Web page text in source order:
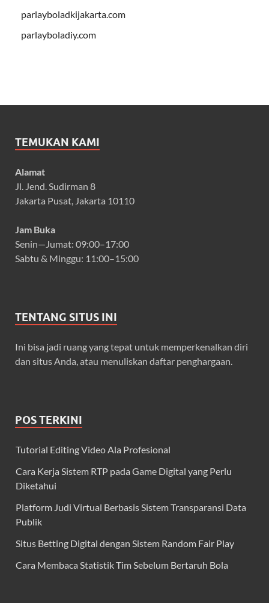
parlayboladkijakarta.com
parlayboladiy.com
TEMUKAN KAMI
Alamat
Jl. Jend. Sudirman 8
Jakarta Pusat, Jakarta 10110
Jam Buka
Senin—Jumat: 09:00–17:00
Sabtu & Minggu: 11:00–15:00
TENTANG SITUS INI
Ini bisa jadi ruang yang tepat untuk memperkenalkan diri
dan situs Anda, atau menuliskan daftar penghargaan.
POS TERKINI
Tutorial Editing Video Ala Profesional
Cara Kerja Sistem RTP pada Game Digital yang Perlu
Diketahui
Platform Judi Virtual Berbasis Sistem Transparansi Data
Publik
Situs Betting Digital dengan Sistem Random Fair Play
Cara Membaca Statistik Tim Sebelum Bertaruh Bola